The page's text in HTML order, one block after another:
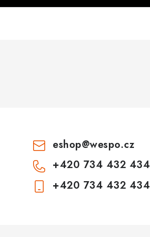
eshop@wespo.cz
+420 734 432 434
+420 734 432 434